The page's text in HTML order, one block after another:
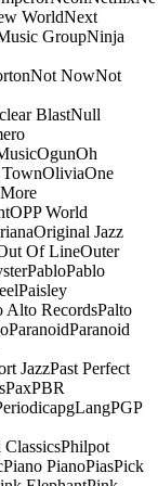
WorldNext
GroupNinja
Not NowNot
BlastNull
OgunOh
OliviaOne
OPP World
Original Jazz
Of LineOuter
PabloPablo
Paisley
Alto RecordsPalto
ParanoidParanoid
JazzPast Perfect
PaxPBR
pgLangPGP
Philpot
Piano PianoPiasPick